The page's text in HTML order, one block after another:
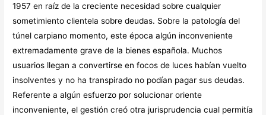
1957 en raíz de la creciente necesidad sobre cualquier
sometimiento clientela sobre deudas. Sobre la patologí­a del
túnel carpiano momento, este época algún inconveniente
extremadamente grave de la bienes española. Muchos
usuarios llegan a convertirse en focos de luces habían vuelto
insolventes y no ha transpirado no podían pagar sus deudas.
Referente a algún esfuerzo por solucionar oriente
inconveniente, el gestión creó otra jurisprudencia cual permitía